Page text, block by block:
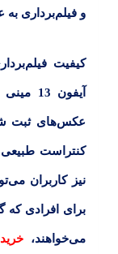
و فیلم‌برداری
کیفیت
آیفون 13 مینی
عکس‌های ثبت
کنتراست
نیز کاربران
برای افرادی
می‌خواهند،خرید